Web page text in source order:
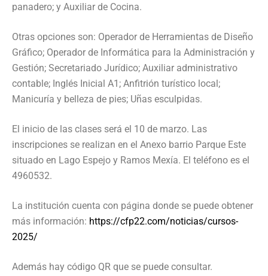
panadero; y Auxiliar de Cocina.
Otras opciones son: Operador de Herramientas de Diseño
Gráfico; Operador de Informática para la Administración y
Gestión; Secretariado Jurídico; Auxiliar administrativo
contable; Inglés Inicial A1; Anfitrión turístico local;
Manicuría y belleza de pies; Uñas esculpidas.
El inicio de las clases será el 10 de marzo. Las
inscripciones se realizan en el Anexo barrio Parque Este
situado en Lago Espejo y Ramos Mexía. El teléfono es el
4960532.
La institución cuenta con página donde se puede obtener
más información: https://cfp22.com/noticias/cursos-
2025/
Además hay código QR que se puede consultar.